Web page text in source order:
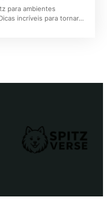
para ambientes
incríveis para tornar…